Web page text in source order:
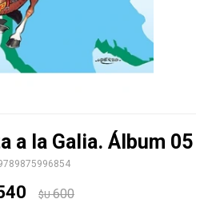
a la Galia. Álbum 05
$U 600